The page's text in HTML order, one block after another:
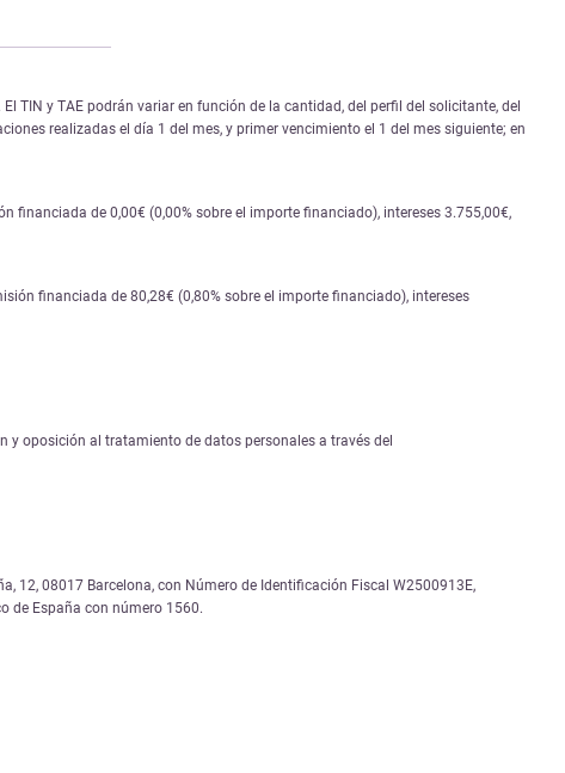
TIN y TAE podrán variar en función de la cantidad, del perfil del solicitante, del
realizadas el día 1 del mes, y primer vencimiento el 1 del mes siguiente; en
de 0,00€ (0,00% sobre el importe financiado), intereses 3.755,00€,
financiada de 80,28€ (0,80% sobre el importe financiado), intereses
y oposición al tratamiento de datos personales a través del
12, 08017 Barcelona, con Número de Identificación Fiscal W2500913E,
de España con número 1560.